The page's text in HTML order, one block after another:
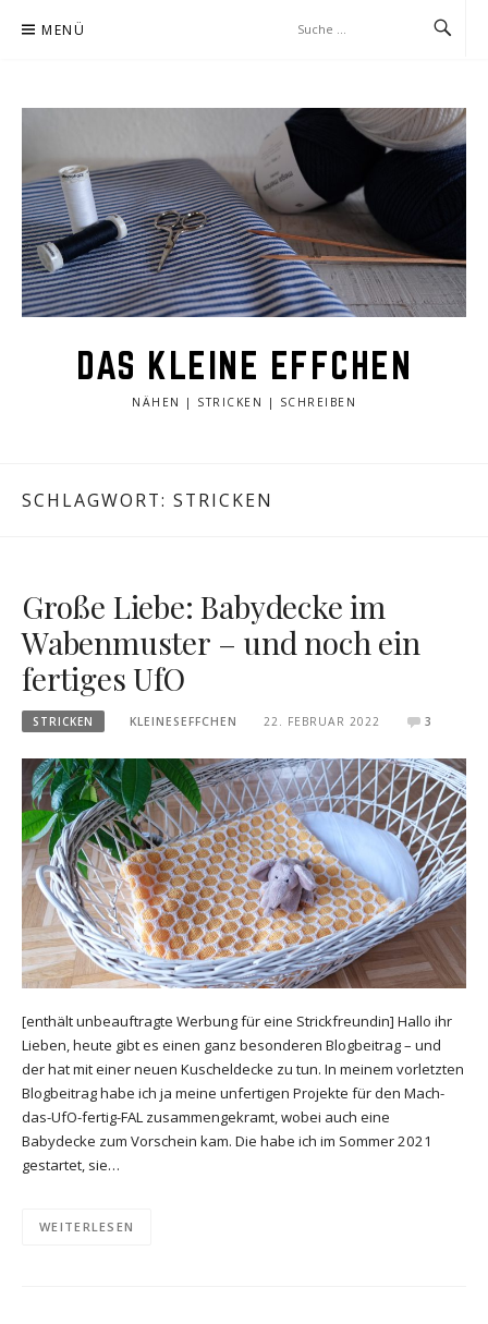
Inhalt MENÜ
DAS KLEINE EFFCHEN
NÄHEN | STRICKEN | SCHREIBEN
SCHLAGWORT: STRICKEN
Große Liebe: Babydecke im
Wabenmuster – und noch ein
fertiges UfO
STRICKEN KLEINESEFFCHEN 22. FEBRUAR 2022 3
[enthält unbeauftragte Werbung für eine Strickfreundin] Hallo ihr
Lieben, heute gibt es einen ganz besonderen Blogbeitrag – und
der hat mit einer neuen Kuscheldecke zu tun. In meinem vorletzten
Blogbeitrag habe ich ja meine unfertigen Projekte für den Mach-
das-UfO-fertig-FAL zusammengekramt, wobei auch eine
Babydecke zum Vorschein kam. Die habe ich im Sommer 2021
gestartet, sie…
WEITERLESEN